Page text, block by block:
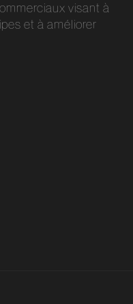
visant à
et à améliorer